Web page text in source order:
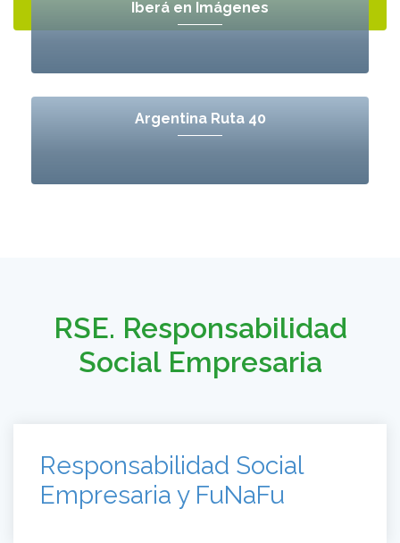
Iberá en Imágenes
Argentina Ruta 40
RSE. Responsabilidad
Social Empresaria
Responsabilidad Social
Empresaria y FuNaFu